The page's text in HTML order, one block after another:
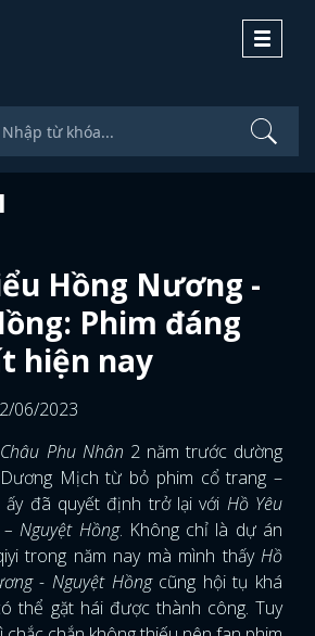
Toggle
Hồng Nương -
Phim đáng
hiện nay
06/2023
Phu Nhân 2 năm trước dường
Mịch từ bỏ phim cổ trang –
đã quyết định trở lại với Hồ Yêu
Nguyệt Hồng. Không chỉ là dự án
trong năm nay mà mình thấy Hồ
- Nguyệt Hồngcũng hội tụ khá
thể gặt hái được thành công. Tuy